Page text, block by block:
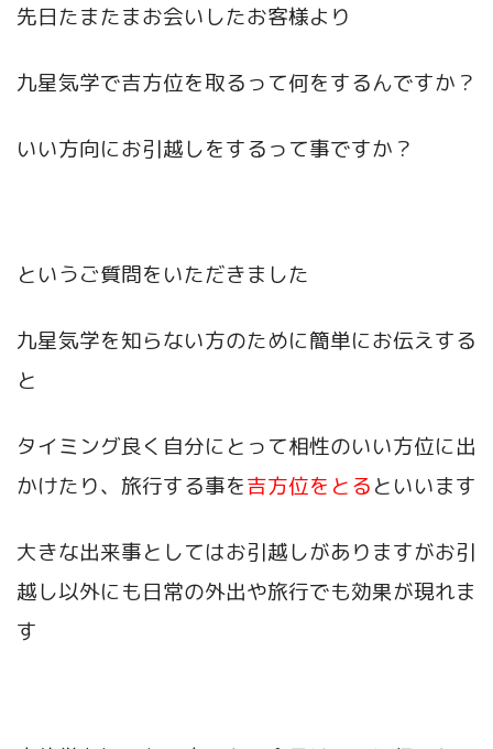
先日たまたまお会いしたお客様より
九星気学で吉方位を取るって何をするんですか？
いい方向にお引越しをするって事ですか？
というご質問をいただきました
九星気学を知らない方のために簡単にお伝えする
と
タイミング良く自分にとって相性のいい方位に出
かけたり、旅行する事を吉方位をとるといいます
大きな出来事としてはお引越しがありますがお引
越し以外にも日常の外出や旅行でも効果が現れま
す